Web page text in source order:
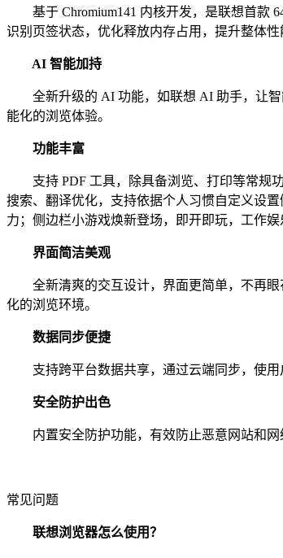
基于 Chromium141 内核开发，是联想首款
识别页签状态，优化释放内存占用，提升整体性
AI 智能加持
全新升级的 AI 功能，如联想 AI 助手，让智
能化的浏览体验。
功能丰富
支持 PDF 工具，除具备浏览、打印等常规功
搜索、翻译优化，支持依据个人习惯自定义设
力；侧边栏小游戏焕新登场，即开即玩，工作
界面简洁美观
全新清爽的交互设计，界面更简单，不再眼
化的浏览环境。
数据同步便捷
支持跨平台数据共享，通过云端同步，使用
安全防护出色
内置安全防护功能，有效防止恶意网站和网
常见问题
联想浏览器怎么使用？